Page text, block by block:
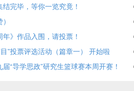
完毕，等你一览究竟！
》作品入围，请投票！
”投票评选活动（篇章一） 开始啦
“导学思政”研究生篮球赛本周开赛！